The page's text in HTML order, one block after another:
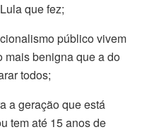
que fez;
público vivem
mais benigna que a do
todos;
a geração que está
tem até 15 anos de